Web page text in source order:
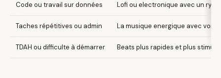
Code ou travail sur données Lofi ou electronique avec un
Taches répétitives ou admin La musique energique avec voix
TDAH ou difficulte à démarrer Beats plus rapides et plus